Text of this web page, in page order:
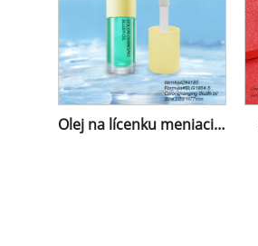
Olej na lícenku meniaci farbu